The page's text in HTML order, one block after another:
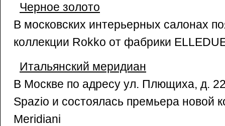
Черное золото
В московских интерьерных салонах
коллекции Rokko от фабрики
Итальянский меридиан
В Москве по адресу ул. Плющиха, д.
Spazio и состоялась премьера новой
Meridiani